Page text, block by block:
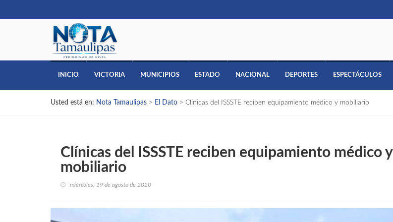
INICIO VICTORIA MUNICIPIOS ESTADO NACIONAL DEPORTES ESPECTÁCULOS
Usted está en: Nota Tamaulipas > El Dato > Clínicas del ISSSTE reciben equipamiento médico y mobiliario
Clínicas del ISSSTE reciben equipamiento médico y
mobiliario
miércoles, 19 de agosto de 2020